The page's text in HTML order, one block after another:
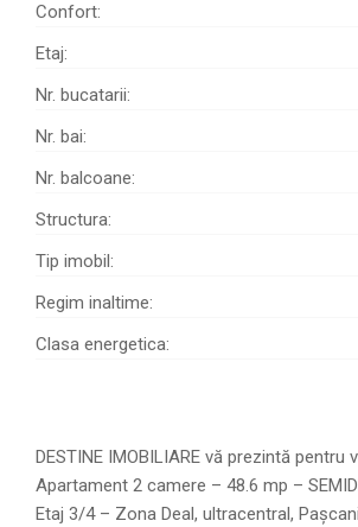
Confort:
Etaj:
Nr. bucatarii:
Nr. bai:
Nr. balcoane:
Structura:
Tip imobil:
Regim inaltime:
Clasa energetica:
DESTINE IMOBILIARE vă prezintă pentru
Apartament 2 camere – 48.6 mp –
Etaj 3/4 – Zona Deal, ultracentral, Pașcani